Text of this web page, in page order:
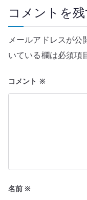
ー
シ
ョ
ン
コメントを
メールアドレスが公
いている欄は必須項
コメント ※
名前※